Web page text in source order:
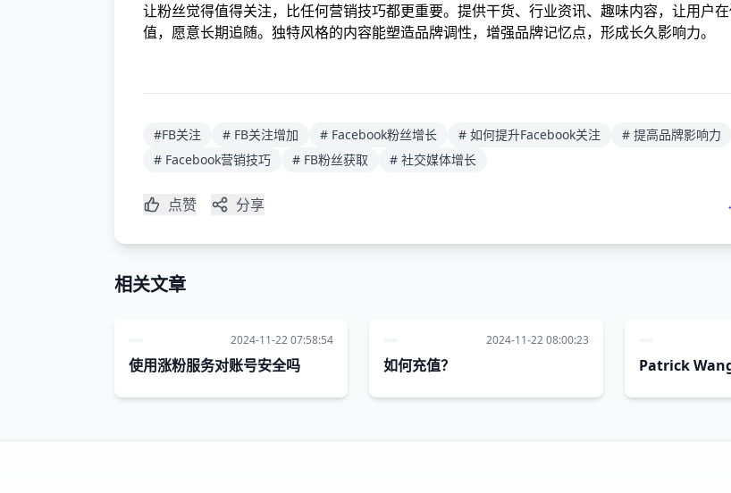
让粉丝觉得值得关注，比任何营销技巧都更重要。提供干货、行业资讯、趣味内容，让用户
值，愿意长期追随。独特风格的内容能塑造品牌调性，增强品牌记忆点，形成长久影响力。
#FB关注 # FB关注增加 # Facebook粉丝增长 # 如何提升Facebook关注
# 提高品牌影响力
# Facebook营销技巧
# FB粉丝获取 # 社交媒体增长
点赞 分享
相关文章
2024-11-22 07:58:54
使用涨粉服务对账号安全吗
2024-11-22 08:00:23
如何充值？ Patrick